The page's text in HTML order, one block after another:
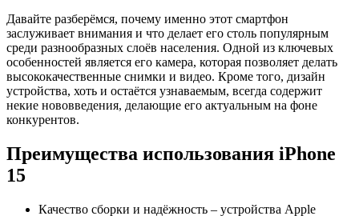
Давайте разберёмся, почему именно этот смартфон
заслуживает внимания и что делает его столь популярным
среди разнообразных слоёв населения. Одной из ключевых
особенностей является его камера, которая позволяет делать
высококачественные снимки и видео. Кроме того, дизайн
устройства, хоть и остаётся узнаваемым, всегда содержит
некие нововведения, делающие его актуальным на фоне
конкурентов.
Преимущества использования iPhone
15
Качество сборки и надёжность – устройства Apple